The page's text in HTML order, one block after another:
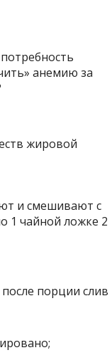
анемию за
жировой
и смешивают с
1 чайной ложке 2
порции слив